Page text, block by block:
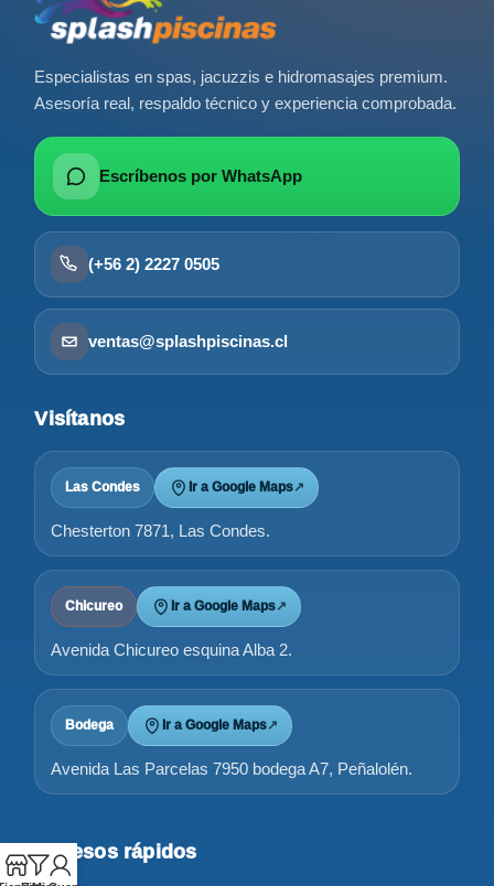
Especialistas en spas, jacuzzis e hidromasajes premium.
Asesoría real, respaldo técnico y experiencia comprobada.
Escríbenos por WhatsApp
(+56 2) 2227 0505
ventas@splashpiscinas.cl
Visítanos
Las Condes Ir a Google Maps↗
Chesterton 7871, Las Condes.
Chicureo Ir a Google Maps↗
Avenida Chicureo esquina Alba 2.
Bodega Ir a Google Maps↗
Avenida Las Parcelas 7950 bodega A7, Peñalolén.
Accesos rápidos